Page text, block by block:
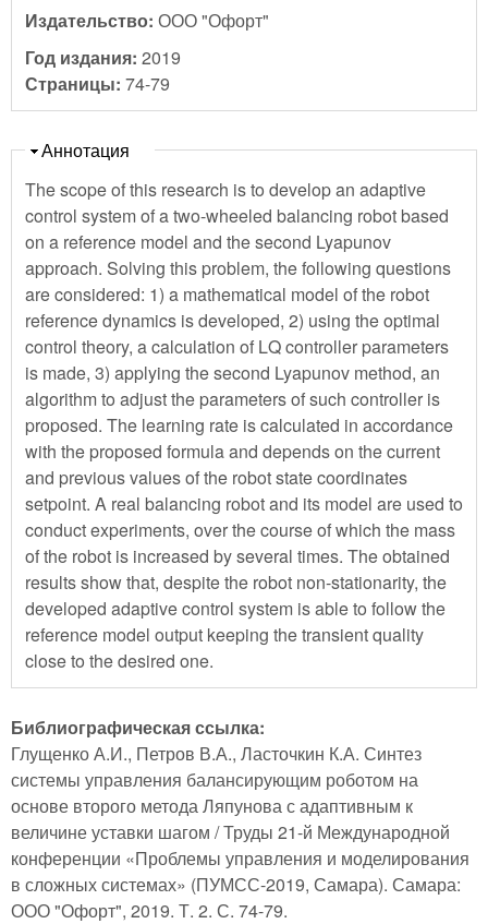
Издательство: ООО "Офорт"
Год издания: 2019
Страницы: 74-79
Скрыть
Аннотация
The scope of this research is to develop an adaptive
control system of a two-wheeled balancing robot based
on a reference model and the second Lyapunov
approach. Solving this problem, the following questions
are considered: 1) a mathematical model of the robot
reference dynamics is developed, 2) using the optimal
control theory, a calculation of LQ controller parameters
is made, 3) applying the second Lyapunov method, an
algorithm to adjust the parameters of such controller is
proposed. The learning rate is calculated in accordance
with the proposed formula and depends on the current
and previous values of the robot state coordinates
setpoint. A real balancing robot and its model are used to
conduct experiments, over the course of which the mass
of the robot is increased by several times. The obtained
results show that, despite the robot non-stationarity, the
developed adaptive control system is able to follow the
reference model output keeping the transient quality
close to the desired one.
Библиографическая ссылка:
Глущенко А.И., Петров В.А., Ласточкин К.А. Синтез
системы управления балансирующим роботом на
основе второго метода Ляпунова с адаптивным к
величине уставки шагом / Труды 21-й Международной
конференции «Проблемы управления и моделирования
в сложных системах» (ПУМСС-2019, Самара). Самара:
ООО "Офорт", 2019. Т. 2. С. 74-79.